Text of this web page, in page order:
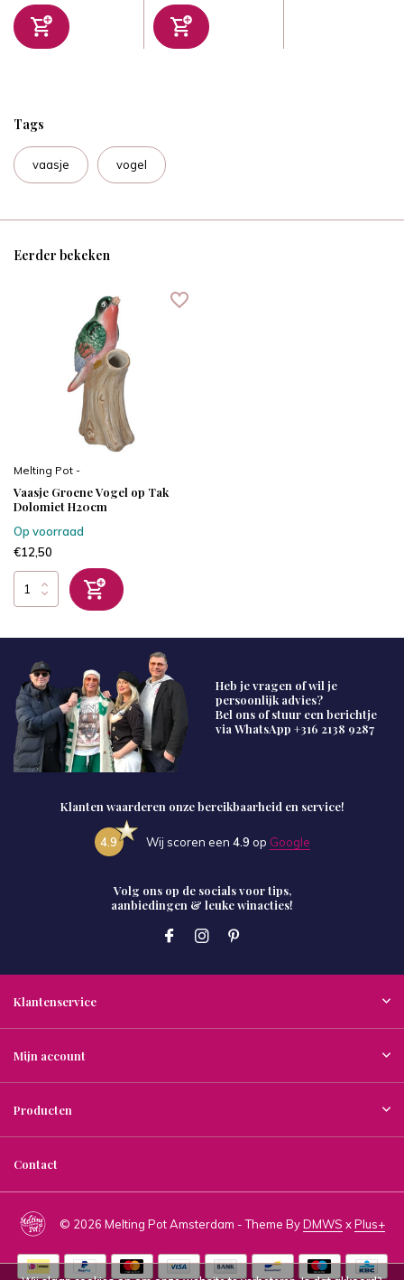
Tags
vaasje vogel
Eerder bekeken
Melting Pot -
Vaasje Groene Vogel op Tak
Dolomiet H20cm
Op voorraad
€12,50
Heb je vragen of wil je
persoonlijk advies?
Bel ons of stuur een berichtje
via WhatsApp +316 2138 9287
Klanten waarderen onze bereikbaarheid en service!
4.9 Wij scoren een 4.9 op Google
Volg ons op de socials voor tips,
aanbiedingen & leuke winacties!
Klantenservice
Mijn account
Producten
Contact
© 2026 Melting Pot Amsterdam - Theme ByDMWS xPlus+